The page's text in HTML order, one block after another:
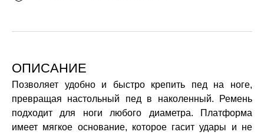
ОПИСАНИЕ
Позволяет удобно и быстро крепить пед на ноге,
превращая настольный пед в наколенный. Ремень
подходит для ноги любого диаметра. Платформа
имеет мягкое основание, которое гасит удары и не